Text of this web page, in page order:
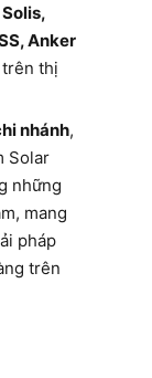
Anker
trên thị
nhánh,
Solar
những
mang
pháp
trên